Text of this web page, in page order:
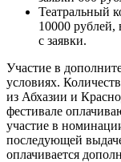
Театральный
10000 рублей,
с заявки.
Участие в
условиях.
из Абхазии и
фестивале
участие в
последующей
оплачивается